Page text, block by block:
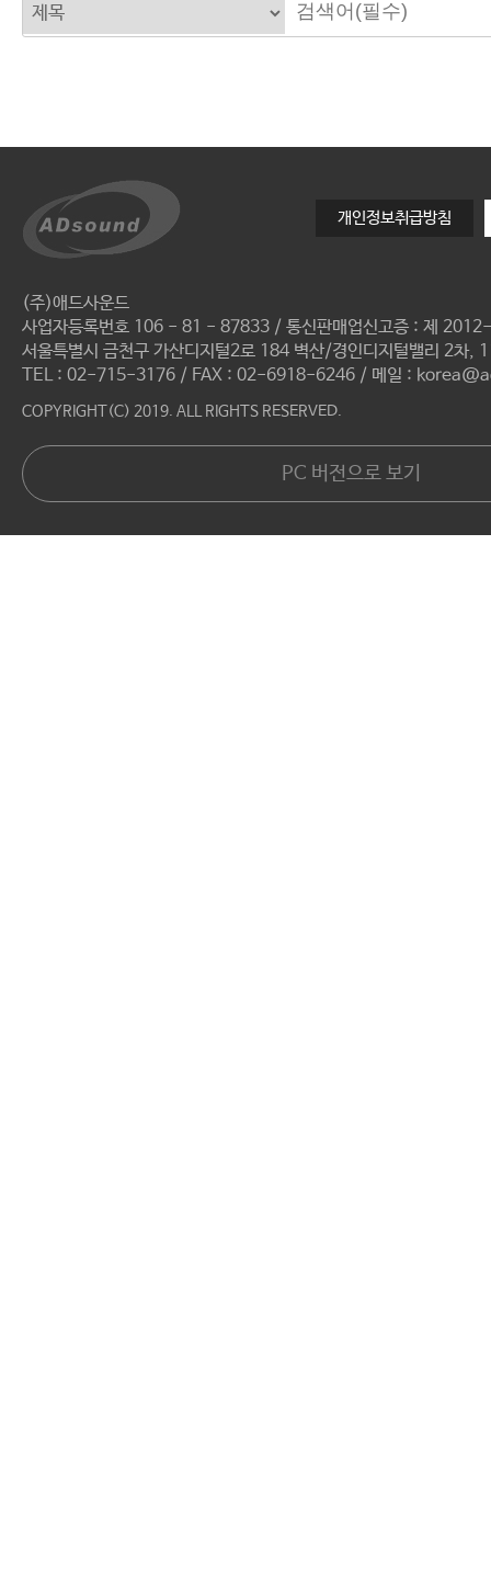
개인정보취급방침
(주)애드사운드
사업자등록번호 106 - 81 - 87833 / 통신판매업신고증 : 제
서울특별시 금천구 가산디지털2로 184 벽산/경인디지털밸리 2차,
TEL : 02-715-3176 / FAX : 02-6918-6246 / 메일 :
COPYRIGHT(C) 2019. ALL RIGHTS RESERVED.
PC 버전으로 보기